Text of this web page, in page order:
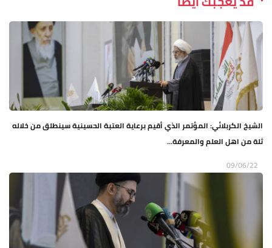
الشيخ الكربلائي: المؤتمر الذي أقيم برعاية العتبة الحسينية سينطلق من خلاله
ثلة من اهل العلم والمعرفة...
09/06/22